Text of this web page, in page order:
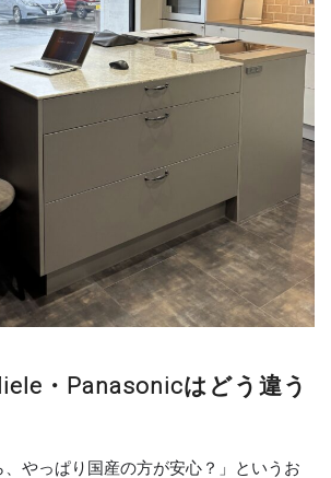
・Panasonicはどう違う
、やっぱり国産の方が安心？」というお